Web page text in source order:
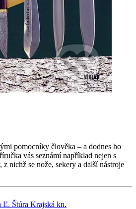
pomocníky člověka – a dodnes ho
vás seznámí například nejen s
nichž se nože, sekery a další nástroje
Ľ. Štúra Krajská kn.